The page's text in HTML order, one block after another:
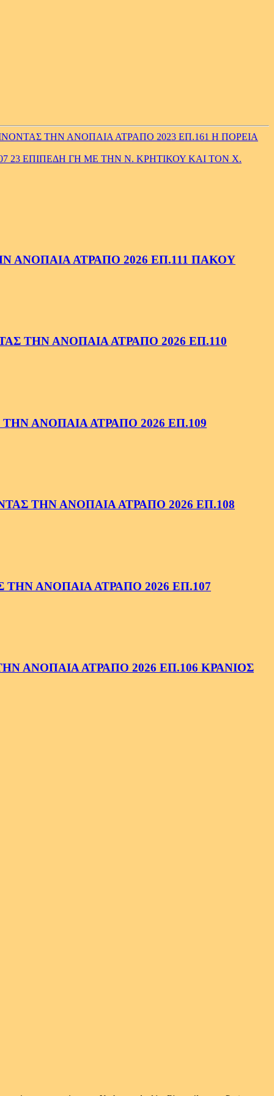
ΤΗΝ ΑΝΟΠΑΙΑ ΑΤΡΑΠΟ 2023 ΕΠ.161 Η ΠΟΡΕΙΑ
23 ΕΠΙΠΕΔΗ ΓΗ ΜΕ ΤΗΝ Ν. ΚΡΗΤΙΚΟΥ ΚΑΙ ΤΟΝ Χ.
ΑΤΡΑΠΟ 2026 ΕΠ.111 ΠΑΚΟΥ
ΤΗΝ ΑΝΟΠΑΙΑ ΑΤΡΑΠΟ 2026 ΕΠ.110
ΑΝΟΠΑΙΑ ΑΤΡΑΠΟ 2026 ΕΠ.109
ΤΗΝ ΑΝΟΠΑΙΑ ΑΤΡΑΠΟ 2026 ΕΠ.108
ΑΝΟΠΑΙΑ ΑΤΡΑΠΟ 2026 ΕΠ.107
ΑΝΟΠΑΙΑ ΑΤΡΑΠΟ 2026 ΕΠ.106 ΚΡΑΝΙΟΣ